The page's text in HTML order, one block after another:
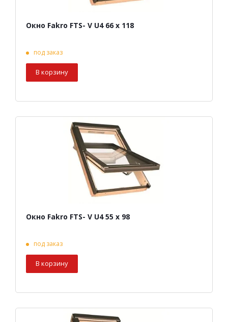
Окно Fakro FTS- V U4 66 х 118
под заказ
В корзину
Окно Fakro FTS- V U4 55 х 98
под заказ
В корзину